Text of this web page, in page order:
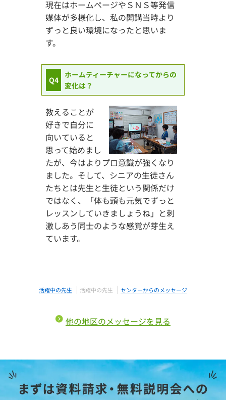
現在はホームページやＳＮＳ等発信
媒体が多様化し、私の開講当時より
ずっと良い環境になったと思いま
す。
Q4
ホームティーチャーになってからの
変化は？
教えることが
好きで自分に
向いていると
思って始めまし
たが、今はよりプロ意識が強くなり
ました。そして、シニアの生徒さん
たちとは先生と生徒という関係だけ
ではなく、「体も頭も元気でずっと
レッスンしていきましょうね」と刺
激しあう同士のような感覚が芽生え
ています。
活躍中の先生 活躍中の先生 センターからのメッセージ
他の地区のメッセージを見る